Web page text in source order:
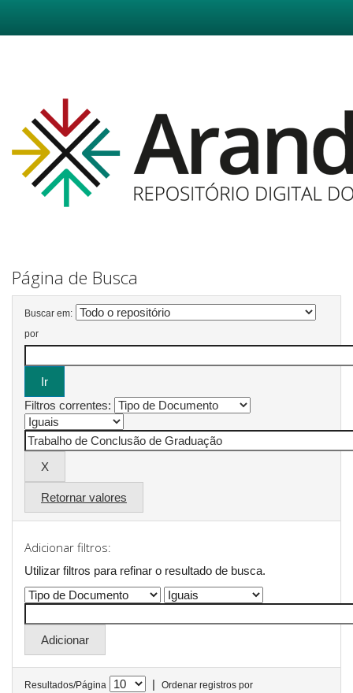
Página de Busca
Buscar em:
por
Filtros correntes:
Retornar valores
Adicionar filtros:
Utilizar filtros para refinar o resultado de busca.
Resultados/Página |
Ordenar registros por